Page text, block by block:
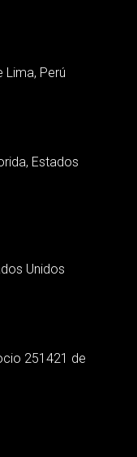
Perú
Estados
Unidos
251421 de